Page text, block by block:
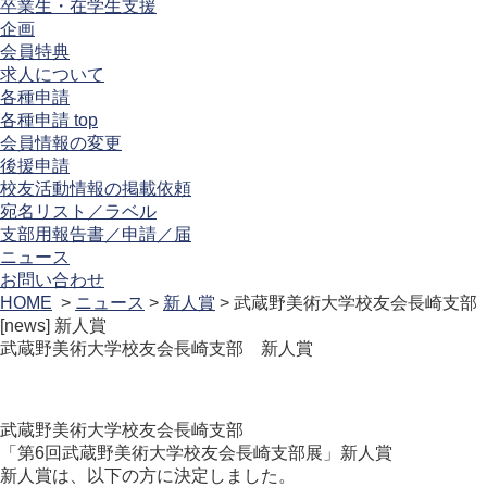
卒業生・在学生支援
企画
会員特典
求人について
各種申請
各種申請 top
会員情報の変更
後援申請
校友活動情報の掲載依頼
宛名リスト／ラベル
支部用報告書／申請／届
ニュース
お問い合わせ
HOME > ニュース > 新人賞 > 武蔵野美術大学校友会長崎支
[news] 新人賞
武蔵野美術大学校友会長崎支部 新人賞
武蔵野美術大学校友会長崎支部
「第6回武蔵野美術大学校友会長崎支部展」新人賞
新人賞は、以下の方に決定しました。